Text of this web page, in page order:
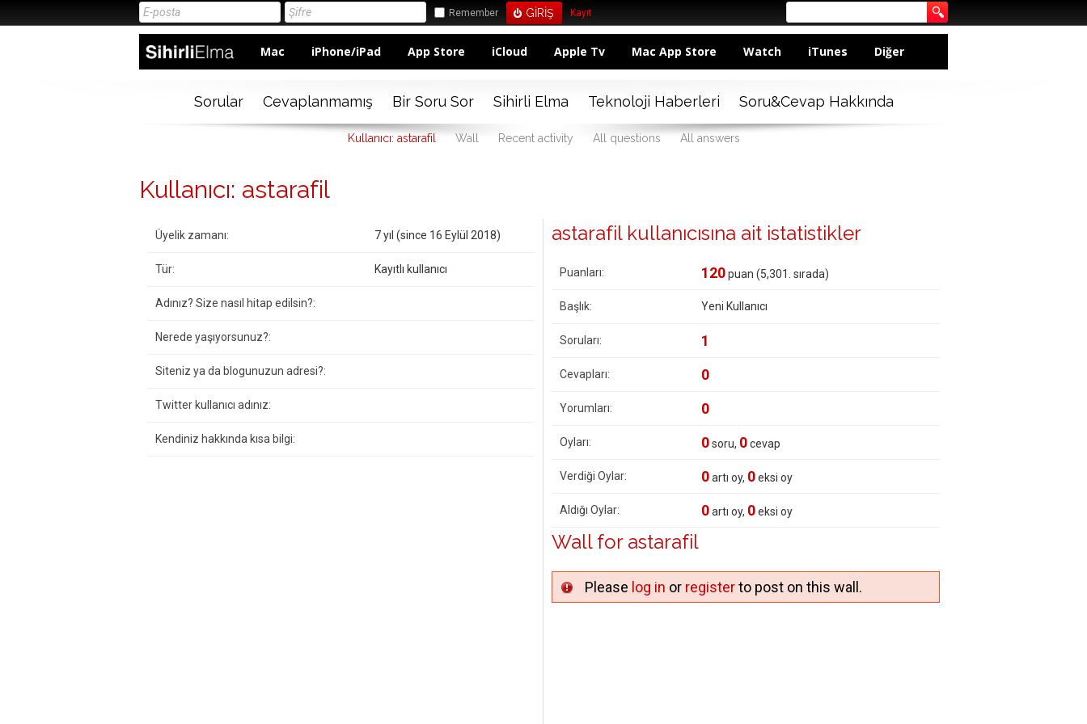
Remember Kayıt
Mac iPhone/iPad App Store iCloud Apple Tv Mac App Store Watch iTunes Diğer
Sorular Cevaplanmamış Bir Soru Sor Sihirli Elma Teknoloji Haberleri Soru&Cevap Hakkında
Kullanıcı: astarafil Wall Recent activity All questions All answers
Kullanıcı: astarafil
Üyelik zamanı: 7 yıl (since 16 Eylül 2018)
Tür: Kayıtlı kullanıcı
Adınız? Size nasıl hitap edilsin?:
Nerede yaşıyorsunuz?:
Siteniz ya da blogunuzun adresi?:
Twitter kullanıcı adınız:
Kendiniz hakkında kısa bilgi:
astarafil kullanıcısına ait istatistikler
Puanları: 120puan (5,301 . sırada)
Başlık: Yeni Kullanıcı
Soruları: 1
Cevapları: 0
Yorumları: 0
Oyları: 0soru, 0cevap
Verdiği Oylar: 0artı oy, 0eksi oy
Aldığı Oylar: 0artı oy, 0eksi oy
Wall for astarafil
Please log in or registerto post on this wall.